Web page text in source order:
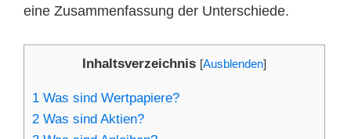
eine Zusammenfassung der Unterschiede.
Inhaltsverzeichnis [Ausblenden]
1 Was sind Wertpapiere?
2 Was sind Aktien?